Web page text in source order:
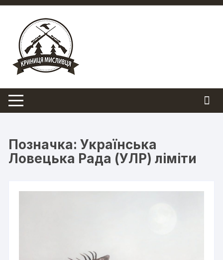
Перейти
вмісту
Позначка:Українська
Ловецька Рада (УЛР) ліміти